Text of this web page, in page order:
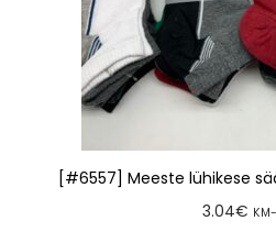
[#6557] Meeste lühikese
3.04€